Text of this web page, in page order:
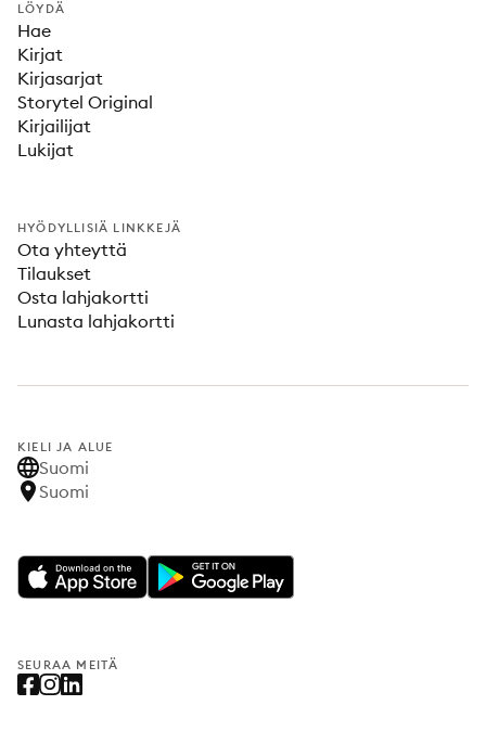
LÖYDÄ
Hae
Kirjat
Kirjasarjat
Storytel Original
Kirjailijat
Lukijat
HYÖDYLLISIÄ LINKKEJÄ
Ota yhteyttä
Tilaukset
Osta lahjakortti
Lunasta lahjakortti
KIELI JA ALUE
Suomi
Suomi
SEURAA MEITÄ